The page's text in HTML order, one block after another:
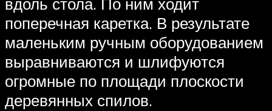
поперечная каретка. В результате
маленьким ручным оборудованием
выравниваются и шлифуются
огромные по площади плоскости
деревянных спилов.